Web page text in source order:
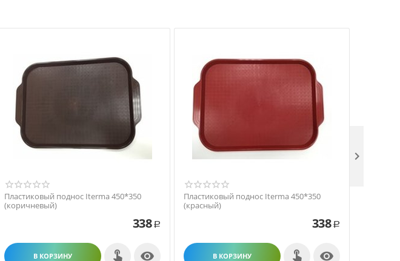
Пластиковый поднос Iterma 450*350
(коричневый)
338 Р
В КОРЗИНУ 
Пластиковый поднос Iterma 450*350
(красный)
338 Р
В КОРЗИНУ 
